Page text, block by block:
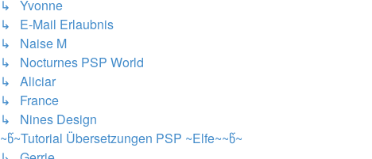
↳ Yvonne
↳ E-Mail Erlaubnis
↳ Naise M
↳ Nocturnes PSP World
↳ Aliciar
↳ France
↳ Nines Design
~წ~Tutorial Übersetzungen PSP ~Elfe~~წ~